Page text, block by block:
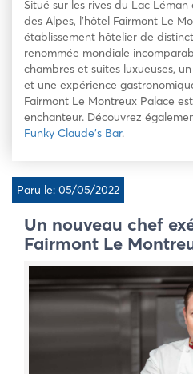
Situé sur les rives du Lac
des Alpes, l’hôtel Fairmont Le
établissement hôtelier de
renommée mondiale
chambres et suites luxueuses,
et une expérience
Fairmont Le Montreux Palace
enchanteur. Découvrez
Funky Claude’s Bar.
Paru le: 05/05/2022
Un nouveau chef
Fairmont Le